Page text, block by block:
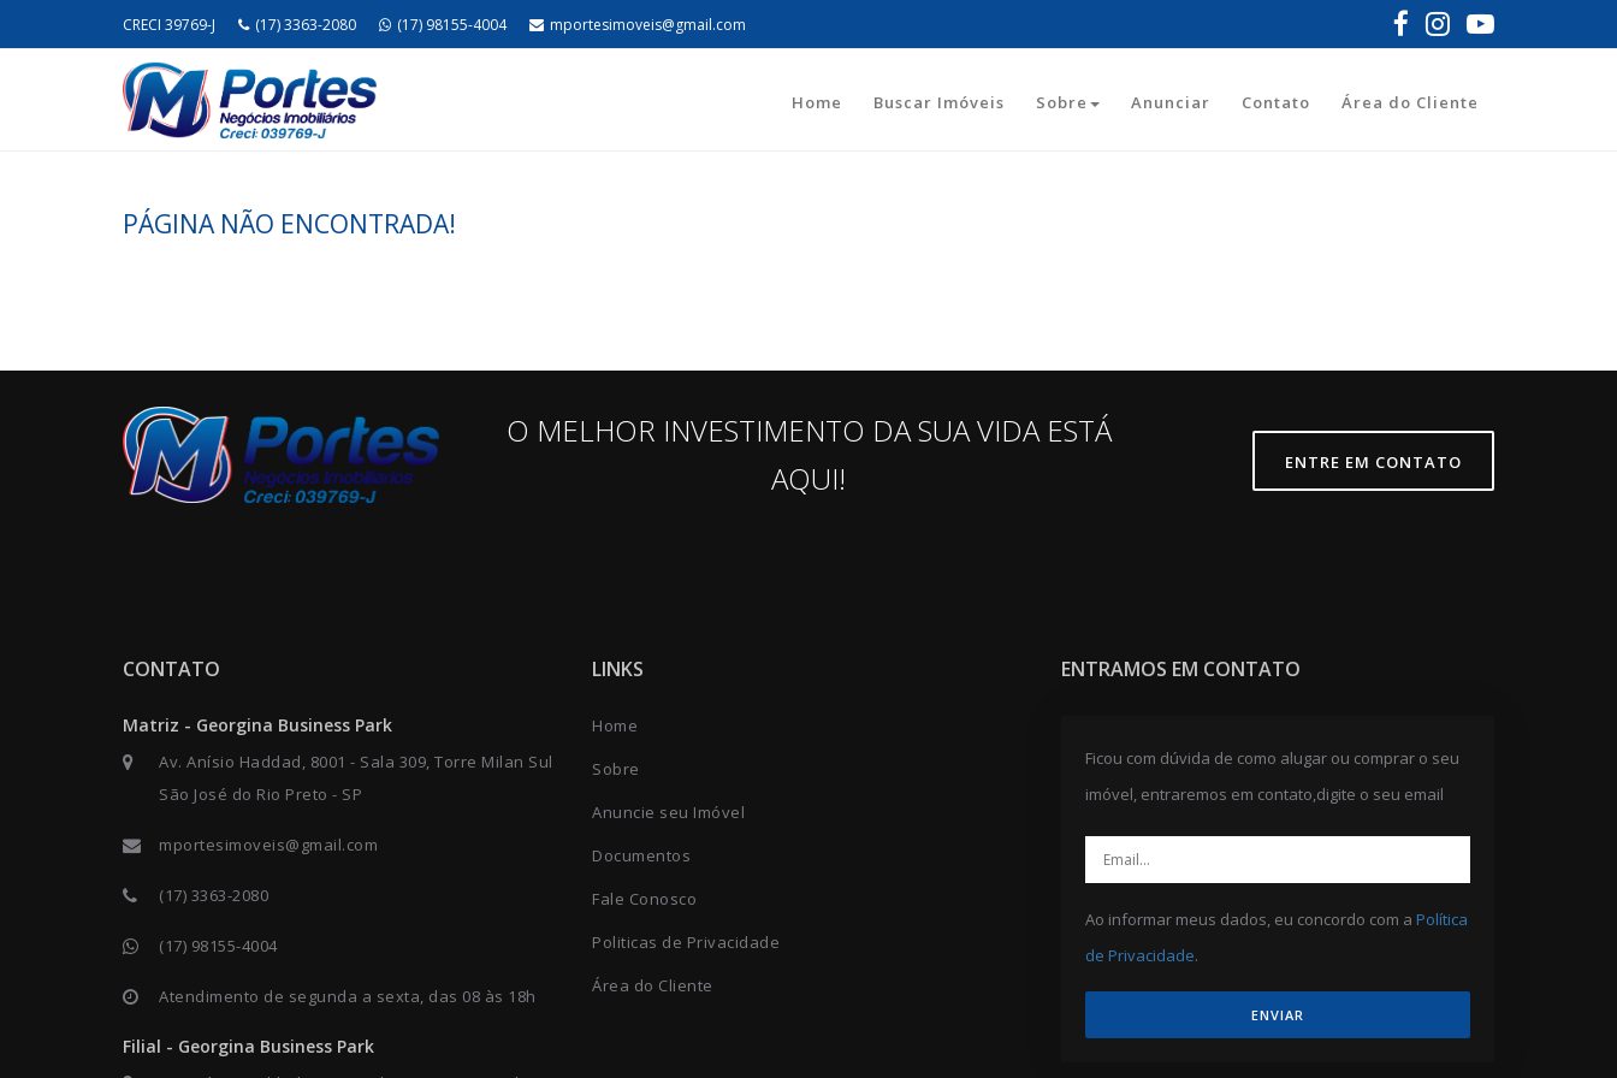
CRECI 39769-J (17) 3363-2080 (17) 98155-4004 mportesimoveis@gmail.com
Home Buscar Imóveis Sobre Anunciar Contato Área do Cliente
PÁGINA NÃO ENCONTRADA!
O MELHOR INVESTIMENTO DA SUA VIDA ESTÁ
AQUI!
ENTRE EM CONTATO
CONTATO
Matriz - Georgina Business Park
Av. Anísio Haddad, 8001 - Sala 309, Torre Milan Sul
São José do Rio Preto - SP
mportesimoveis@gmail.com
(17) 3363-2080
(17) 98155-4004
Atendimento de segunda a sexta, das 08 às 18h
Filial - Georgina Business Park
LINKS
Home
Sobre
Anuncie seu Imóvel
Documentos
Fale Conosco
Politicas de Privacidade
Área do Cliente
ENTRAMOS EM CONTATO
Ficou com dúvida de como alugar ou comprar o seu
imóvel, entraremos em contato,digite o seu email
Ao informar meus dados, eu concordo com a Política
de Privacidade.
ENVIAR